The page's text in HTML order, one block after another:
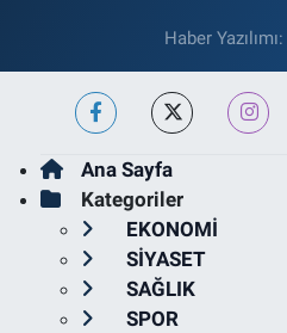
Haber Yazılımı:
Ana Sayfa
Kategoriler
EKONOMİ
SİYASET
SAĞLIK
SPOR